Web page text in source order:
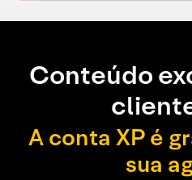
Conteúdo
A conta XP é
sua